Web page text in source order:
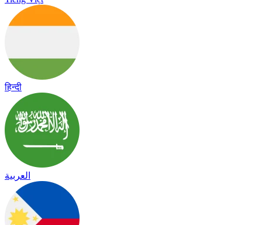
हिन्दी
العربية